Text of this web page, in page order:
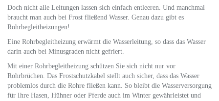
Doch nicht alle Leitungen lassen sich einfach entleeren. Und manchmal
braucht man auch bei Frost fließend Wasser. Genau dazu gibt es
Rohrbegleitheizungen!
Eine Rohrbegleitheizung erwärmt die Wasserleitung, so dass das Wasser
darin auch bei Minusgraden nicht gefriert.
Mit einer Rohrbegleitheizung schützen Sie sich nicht nur vor
Rohrbrüchen. Das Frostschutzkabel stellt auch sicher, dass das Wasser
problemlos durch die Rohre fließen kann. So bleibt die Wasserversorgung
für Ihre Hasen, Hühner oder Pferde auch im Winter gewährleistet und